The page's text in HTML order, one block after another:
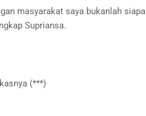
masyarakat saya bukanlah siapa
Supriansa.
(***)